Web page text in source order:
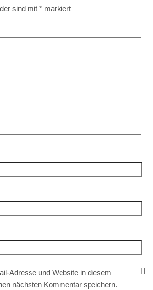
sind mit* markiert
Adresse und Website in diesem
nächsten Kommentar speichern.